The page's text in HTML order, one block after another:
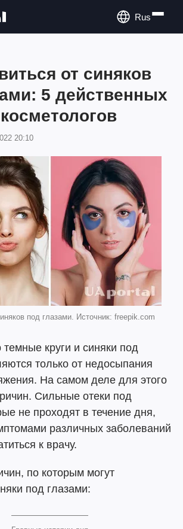
Rus
от синяков
5 действенных
20:10
под глазами. Источник: freepik.com
темные круги и синяки под
только от недосыпания
На самом деле для этого
Сильные отеки под
не проходят в течение дня,
различных заболеваний
к врачу.
по которым могут
под глазами: